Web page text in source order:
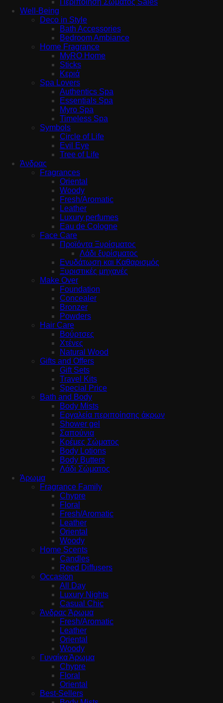
Well-Being
Deco in Style
Bath Accessories
Bedroom Ambiance
Home Fragrance
MyRO Home
Sticks
Κεριά
Spa Lovers
Authentics Spa
Essentials Spa
Myro Spa
Timeless Spa
Symbols
Circle of Life
Evil Eye
Tree of Life
Άνδρας
Fragrances
Oriental
Woody
Fresh/Aromatic
Leather
Luxury perfumes
Eau de Cologne
Face Care
Προϊόντα Ξυρίσματος
Λάδι ξυρίσματος
Ενυδάτωση και Καθαρισμός
Ξυριστικές μηχανές
Make Over
Foundation
Concealer
Bronzer
Powders
Hair Care
Βούρτσες
Χτένες
Natural Wood
Gifts and Offers
Gift Sets
Travel Kits
Special Price
Bath and Body
Body Mists
Εργαλεία περιποίησης άκρων
Shower gel
Σαπούνια
Κρέμες Σώματος
Body Lotions
Body Butters
Λάδι Σώματος
Άρωμα
Fragrance Family
Chypre
Floral
Fresh/Aromatic
Leather
Oriental
Woody
Home Scents
Candles
Reed Diffusers
Occasion
All Day
Luxury Nights
Casual Chic
Άνδρας Άρωμα
Fresh/Aromatic
Leather
Oriental
Woody
Γυναίκα Άρωμα
Chypre
Floral
Oriental
Best-Sellers